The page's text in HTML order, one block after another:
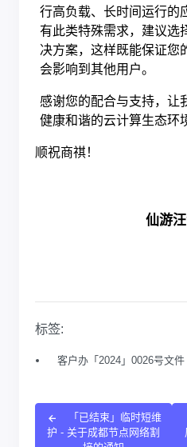
行高负载、长时间运行的
有此类特殊需求，建议选
决方案，这样既能保证您
会影响到其他用户。
感谢您的配合与支持，让
健康和谐的云计算生态环
顺祝商祺！
仙游
标签:
客户办「2024」0026号文件
「已结束」临时短维
护 - 关于成都节点网络割